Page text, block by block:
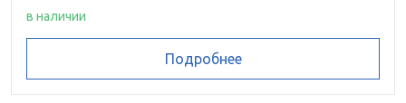
в наличии
Подробнее